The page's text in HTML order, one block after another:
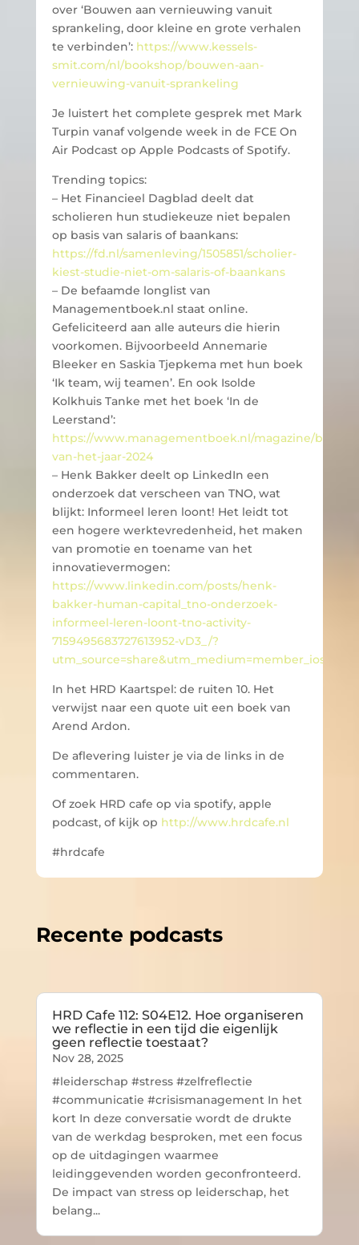
over ‘Bouwen aan vernieuwing vanuit
sprankeling, door kleine en grote verhalen
te verbinden’: https://www.kessels-
smit.com/nl/bookshop/bouwen-aan-
vernieuwing-vanuit-sprankeling
Je luistert het complete gesprek met Mark
Turpin vanaf volgende week in de FCE On
Air Podcast op Apple Podcasts of Spotify.
Trending topics:
– Het Financieel Dagblad deelt dat
scholieren hun studiekeuze niet bepalen
op basis van salaris of baankans:
https://fd.nl/samenleving/1505851/scholier-
kiest-studie-niet-om-salaris-of-baankans
– De befaamde longlist van
Managementboek.nl staat online.
Gefeliciteerd aan alle auteurs die hierin
voorkomen. Bijvoorbeeld Annemarie
Bleeker en Saskia Tjepkema met hun boek
‘Ik team, wij teamen’. En ook Isolde
Kolkhuis Tanke met het boek ‘In de
Leerstand’:
https://www.managementboek.nl/magazine/
van-het-jaar-2024
– Henk Bakker deelt op LinkedIn een
onderzoek dat verscheen van TNO, wat
blijkt: Informeel leren loont! Het leidt tot
een hogere werktevredenheid, het maken
van promotie en toename van het
innovatievermogen:
https://www.linkedin.com/posts/henk-
bakker-human-capital_tno-onderzoek-
informeel-leren-loont-tno-activity-
7159495683727613952-vD3_/?
utm_source=share&utm_medium=member_ios
In het HRD Kaartspel: de ruiten 10. Het
verwijst naar een quote uit een boek van
Arend Ardon.
De aflevering luister je via de links in de
commentaren.
Of zoek HRD cafe op via spotify, apple
podcast, of kijk op http://www.hrdcafe.nl
#hrdcafe
Recente podcasts
HRD Cafe 112: S04E12. Hoe organiseren
we reflectie in een tijd die eigenlijk
geen reflectie toestaat?
Nov 28, 2025
#leiderschap #stress #zelfreflectie
#communicatie #crisismanagement In het
kort In deze conversatie wordt de drukte
van de werkdag besproken, met een focus
op de uitdagingen waarmee
leidinggevenden worden geconfronteerd.
De impact van stress op leiderschap, het
belang...